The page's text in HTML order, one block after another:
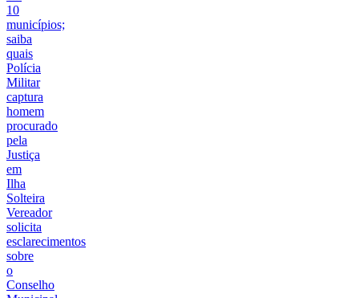
10
municípios;
saiba
quais
Polícia
Militar
captura
homem
procurado
pela
Justiça
em
Ilha
Solteira
Vereador
solicita
esclarecimentos
sobre
o
Conselho